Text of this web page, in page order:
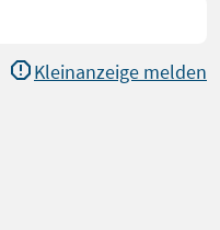
Kleinanzeige melden